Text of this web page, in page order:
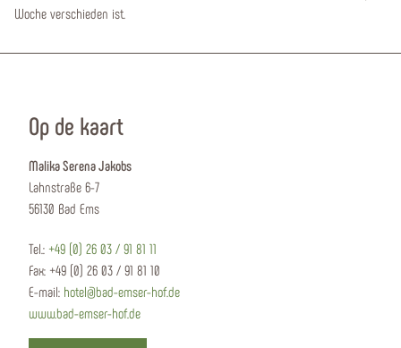
Woche verschieden ist.
Op de kaart
Malika Serena Jakobs
Lahnstraße 6-7
56130 Bad Ems
Tel.: +49 (0) 26 03 / 91 81 11
Fax: +49 (0) 26 03 / 91 81 10
E-mail: hotel@bad-emser-hof.de
www.bad-emser-hof.de